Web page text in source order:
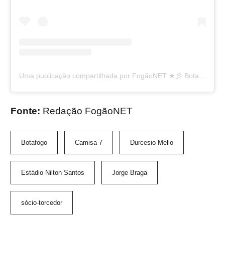
Uma publicação compartilhada por FogãoNET ★彡 Botafogo FR 👨🏽‍💻🔥 (@fogaonet)
Fonte: Redação FogãoNET
Botafogo Camisa 7 Durcesio Mello
Estádio Nilton Santos Jorge Braga
sócio-torcedor